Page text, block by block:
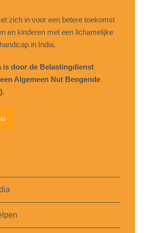
zich in voor een betere toekomst
en kinderen met een lichamelijke
in India.
door de Belastingdienst
Algemeen Nut Beogende